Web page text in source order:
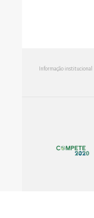
Informação institucional